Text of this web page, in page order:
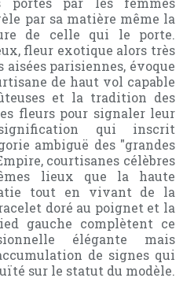
par sa matière même la
de celle qui le porte.
fleur exotique alors très
aisées parisiennes, évoque
de haut vol capable
et la tradition des
fleurs pour signaler leur
qui inscrit
ambiguë des "grandes
courtisanes célèbres
lieux que la haute
tout en vivant de la
doré au poignet et la
gauche complètent ce
élégante mais
de signes qui
sur le statut du modèle.